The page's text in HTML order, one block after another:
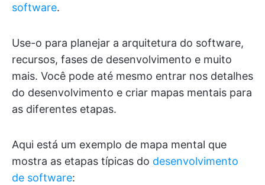
software.
Use-o para planejar a arquitetura do software,
recursos, fases de desenvolvimento e muito
mais. Você pode até mesmo entrar nos detalhes
do desenvolvimento e criar mapas mentais para
as diferentes etapas.
Aqui está um exemplo de mapa mental que
mostra as etapas típicas do desenvolvimento
de software: